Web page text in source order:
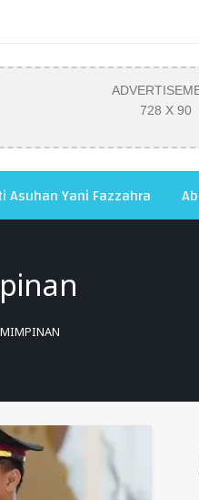
728 X 90
Asuhan Yani Fazzahra